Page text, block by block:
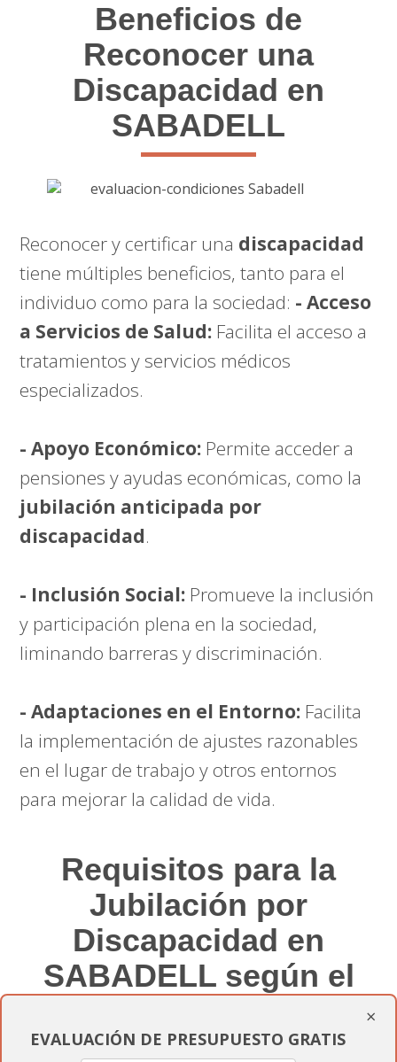
Beneficios de
Reconocer una
Discapacidad en
SABADELL
Reconocer y certificar una discapacidad
tiene múltiples beneficios, tanto para el
individuo como para la sociedad: - Acceso
a Servicios de Salud: Facilita el acceso a
tratamientos y servicios médicos
especializados.
- Apoyo Económico: Permite acceder a
pensiones y ayudas económicas, como la
jubilación anticipada por
discapacidad.
- Inclusión Social: Promueve la inclusión
y participación plena en la sociedad,
liminando barreras y discriminación.
- Adaptaciones en el Entorno: Facilita
la implementación de ajustes razonables
en el lugar de trabajo y otros entornos
para mejorar la calidad de vida.
Requisitos para la
Jubilación por
Discapacidad en
SABADELL según el
×
EVALUACIÓN DE PRESUPUESTO GRATIS